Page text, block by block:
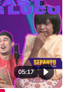
05:17